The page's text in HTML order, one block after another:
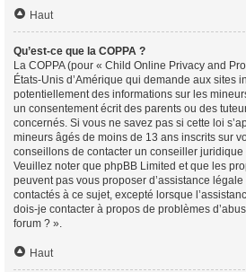
Haut
Qu’est-ce que la COPPA ?
La COPPA (pour « Child Online Privacy and
États-Unis d’Amérique qui demande aux sites
potentiellement des informations sur les
un consentement écrit des parents ou des
concernés. Si vous ne savez pas si cette loi
mineurs âgés de moins de 13 ans inscrits sur
conseillons de contacter un conseiller
Veuillez noter que phpBB Limited et que les
peuvent pas vous proposer d’assistance
contactés à ce sujet, excepté lorsque
dois-je contacter à propos de problèmes
forum ? ».
Haut